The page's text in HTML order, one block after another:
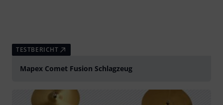
TESTBERICHT
Mapex Comet Fusion Schlagzeug